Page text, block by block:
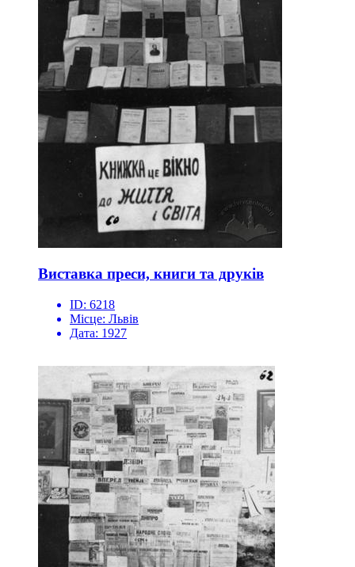
Виставка преси, книги та друків
ID: 6218
Місце: Львів
Дата: 1927